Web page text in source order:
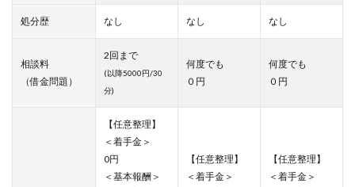
処分歴 なし なし なし
相談料
（借金問題）
2回まで
(以降5000円/30
分)
何度でも
０円
何度でも
０円
【任意整理】
＜着手金＞
0円
＜基本報酬＞
【任意整理】
＜着手金＞
【任意整理】
＜着手金＞